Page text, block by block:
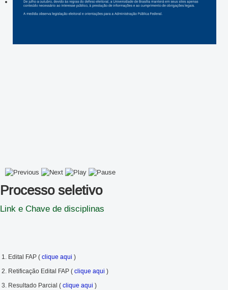
Processo seletivo
Link e Chave de disciplinas
1. Edital FAP ( clique aqui )
2. Retificação Edital FAP ( clique aqui )
3. Resultado Parcial ( clique aqui )